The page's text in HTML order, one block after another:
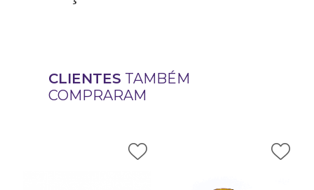
CLIENTES TAMBÉM
COMPRARAM